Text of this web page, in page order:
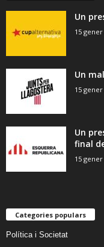
Un
15 gener
Un
15 gener
Un
final
15 gener
Categories populars
Política i Societat